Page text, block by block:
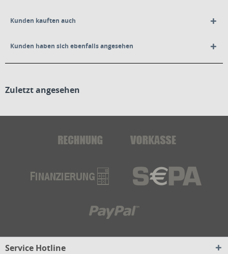
Kunden kauften auch
Kunden haben sich ebenfalls angesehen
Zuletzt angesehen
Service Hotline